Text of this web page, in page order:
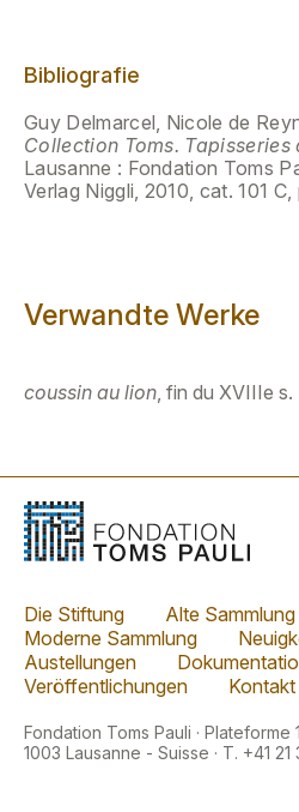
Bibliografie
Guy Delmarcel, Nicole de
Collection Toms. Tapisseries
Lausanne : Fondation Toms
Verlag Niggli, 2010, cat. 101
Verwandte Werke
coussin au lion , fin du XVIIIe s.
Die Stiftung
Alte Sammlung
Moderne Sammlung
Austellungen
Veröffentlichungen
Kontakt
Fondation Toms Pauli · Plateforme
1003 Lausanne - Suisse · T. +41